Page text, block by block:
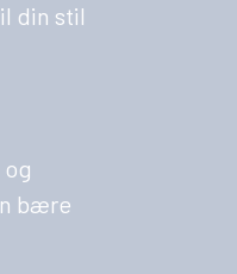
din stil
bære